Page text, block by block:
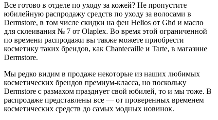
Все готово в отделе по уходу за кожей? Не пропустите
юбилейную распродажу средств по уходу за волосами в
Dermstore, в том числе скидки на фен Helios от Ghd и масло
для склеивания № 7 от Olaplex. Во время этой ограниченной
по времени распродажи вы также можете приобрести
косметику таких брендов, как Chantecaille и Tarte, в магазине
Dermstore.
Мы редко видим в продаже некоторые из наших любимых
косметических брендов премиум-класса, но поскольку
Dermstore с размахом празднует свой юбилей, то и мы тоже. В
распродаже представлены все — от проверенных временем
косметических средств до самых модных новинок.